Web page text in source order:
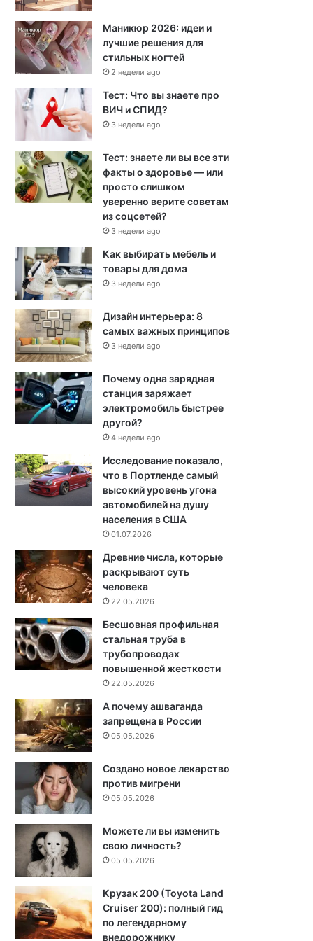
Маникюр 2026: идеи и
лучшие решения для
стильных ногтей
2 недели ago
Тест: Что вы знаете про
ВИЧ и СПИД?
3 недели ago
Тест: знаете ли вы все эти
факты о здоровье — или
просто слишком
уверенно верите советам
из соцсетей?
3 недели ago
Как выбирать мебель и
товары для дома
3 недели ago
Дизайн интерьера: 8
самых важных принципов
3 недели ago
Почему одна зарядная
станция заряжает
электромобиль быстрее
другой?
4 недели ago
Исследование показало,
что в Портленде самый
высокий уровень угона
автомобилей на душу
населения в США
01.07.2026
Древние числа, которые
раскрывают суть
человека
22.05.2026
Бесшовная профильная
стальная труба в
трубопроводах
повышенной жесткости
22.05.2026
А почему ашваганда
запрещена в России
05.05.2026
Создано новое лекарство
против мигрени
05.05.2026
Можете ли вы изменить
свою личность?
05.05.2026
Крузак 200 (Toyota Land
Cruiser 200): полный гид
по легендарному
внедорожнику